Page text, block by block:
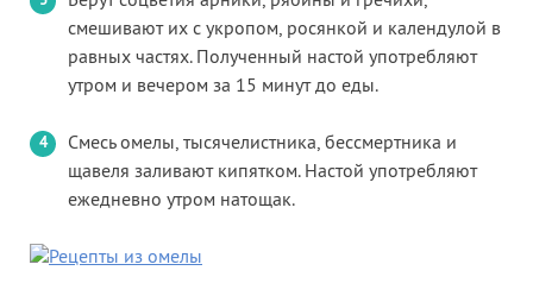
смешивают их с укропом, росянкой и календулой в
равных частях. Полученный настой употребляют
утром и вечером за 15 минут до еды.
Смесь омелы, тысячелистника, бессмертника и
щавеля заливают кипятком. Настой употребляют
ежедневно утром натощак.